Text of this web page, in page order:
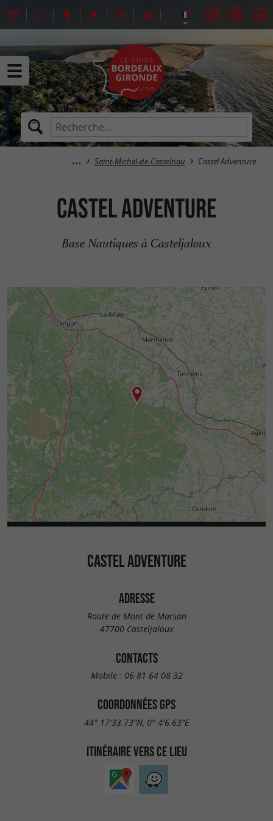
Saint-Michel-de-Castelnau Castel Adventure
Castel Adventure
Base Nautiques à Casteljaloux
CASTEL ADVENTURE
ADRESSE
Route de Mont de Marsan
47700 Casteljaloux
CONTACTS
Mobile : 06 81 64 08 32
COORDONNÉES GPS
44° 17'33.73"N, 0° 4'6.63"E
ITINÉRAIRE VERS CE LIEU